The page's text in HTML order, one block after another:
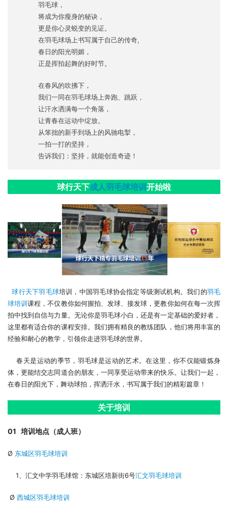
羽毛球，
将成为你瘦身的秘诀，
更是你心灵蜕变的见证。
在羽毛球场上书写属于自己的传奇,
春日的阳光明媚，
正是挥拍起舞的好时节。
在春风的吹拂下，
我们一同在羽毛球场上奔跑、跳跃，
让汗水洒满每一个角落，
让青春在运动中绽放。
从笨拙的新手到场上的风驰电掣，
一拍一打的坚持，
告诉我们：坚持，就能创造奇迹！
球行天下成人羽毛球培训 开始啦
球行天下羽毛球培训，中国羽毛球协会指定等级测试机构。我们的羽毛
球培训课程，不仅教你如何握拍、发球、接发球，更教你如何在每一次挥
拍中找到自信与力量。无论你是羽毛球小白，还是有一定基础的爱好者，
这里都有适合你的课程安排。我们拥有精良的教练团队，他们将用丰富的
经验和耐心的教学，引领你走进羽毛球的世界。
春天是运动的季节，羽毛球是运动的艺术。在这里，你不仅能锻炼身
体，更能结交志同道合的朋友，一同享受运动带来的快乐。让我们一起，
在春日的阳光下，舞动球拍，挥洒汗水，书写属于我们的精彩篇章！
关于培训
01   培训地点（成人班）
Ø 东城区羽毛球培训
1、汇文中学羽毛球馆：东城区培新街6号汇文羽毛球培训
Ø 西城区羽毛球培训